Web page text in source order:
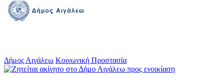
Δήμος Αιγάλεω Κοινωνική Προστασία